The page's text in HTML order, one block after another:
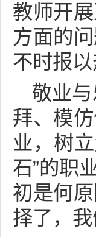
教师开
方面的
不时报
敬业
拜、模
业，树
石”的职
初是何
择了，